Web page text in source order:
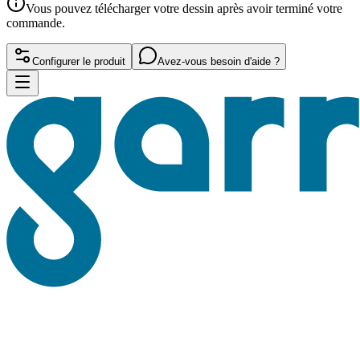
Vous pouvez télécharger votre dessin après avoir terminé votre
commande.
Configurer le produit Avez-vous besoin d'aide ?